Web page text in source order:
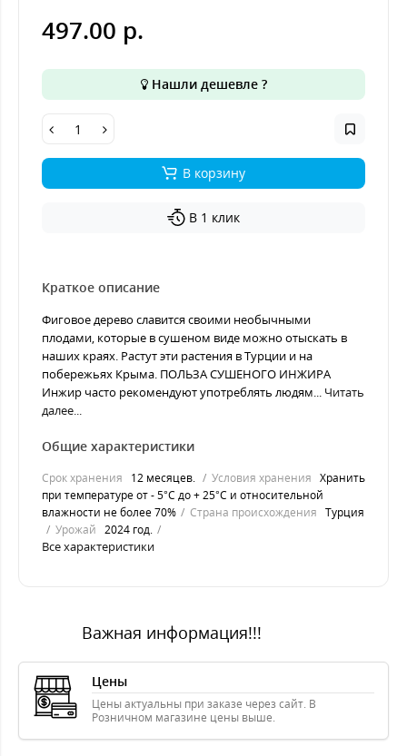
497.00 р.
Нашли дешевле ?
В корзину
В 1 клик
Краткое описание
Фиговое дерево славится своими необычными
плодами, которые в сушеном виде можно отыскать в
наших краях. Растут эти растения в Турции и на
побережьях Крыма. ПОЛЬЗА СУШЕНОГО ИНЖИРА
Инжир часто рекомендуют употреблять людям... Читать
далее...
Общие характеристики
Срок хранения 12 месяцев. Условия хранения Хранить
при температуре от - 5°С до + 25°С и относительной
влажности не более 70%
Страна происхождения Турция
Урожай 2024 год.
Все характеристики
Важная информация!!!
Цены
Цены актуальны при заказе через сайт. В
Розничном магазине цены выше.